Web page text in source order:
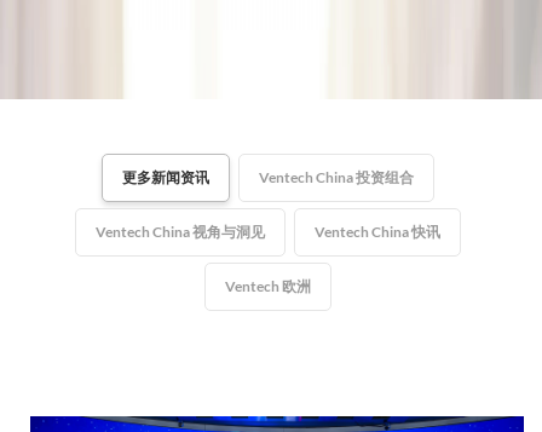
更多新闻资讯 Ventech China 投资组合
Ventech China 视角与洞见 Ventech China 快讯
Ventech 欧洲